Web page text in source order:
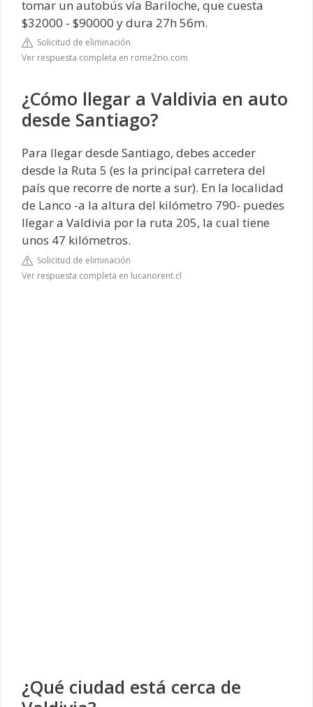
tomar un autobús vía Bariloche, que cuesta
$32000 - $90000 y dura 27h 56m.
Solicitud de eliminación
Ver respuesta completa en rome2rio.com
¿Cómo llegar a Valdivia en auto
desde Santiago?
Para llegar desde Santiago, debes acceder
desde la Ruta 5 (es la principal carretera del
país que recorre de norte a sur). En la localidad
de Lanco -a la altura del kilómetro 790- puedes
llegar a Valdivia por la ruta 205, la cual tiene
unos 47 kilómetros.
Solicitud de eliminación
Ver respuesta completa en lucanorent.cl
¿Qué ciudad está cerca de